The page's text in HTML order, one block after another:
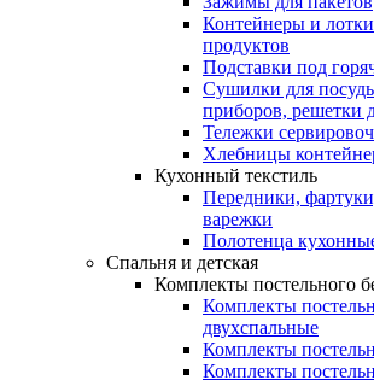
Контейнеры и
продуктов
Подставки под
Сушилки для
приборов, решетки
Тележки
Хлебницы
Кухонный текстиль
Передники,
варежки
Полотенца
Спальня и детская
Комплекты постельного
Комплекты
двухспальные
Комплекты
Комплекты